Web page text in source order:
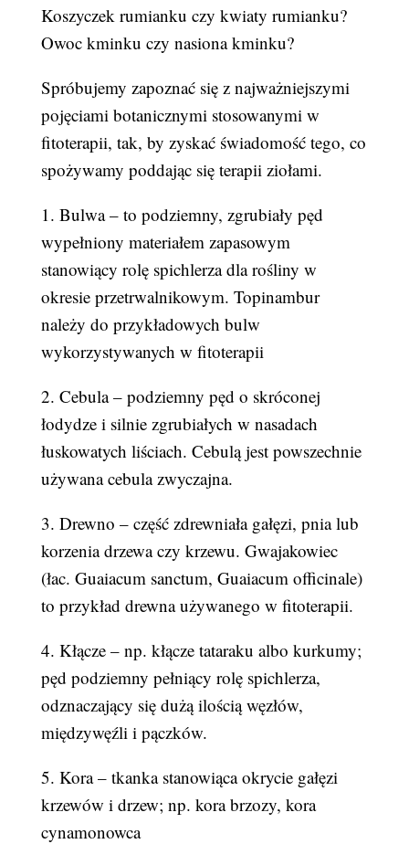
Koszyczek rumianku czy kwiaty rumianku?
Owoc kminku czy nasiona kminku?
Spróbujemy zapoznać się z najważniejszymi
pojęciami botanicznymi stosowanymi w
fitoterapii, tak, by zyskać świadomość tego, co
spożywamy poddając się terapii ziołami.
1. Bulwa – to podziemny, zgrubiały pęd
wypełniony materiałem zapasowym
stanowiący rolę spichlerza dla rośliny w
okresie przetrwalnikowym. Topinambur
należy do przykładowych bulw
wykorzystywanych w fitoterapii
2. Cebula – podziemny pęd o skróconej
łodydze i silnie zgrubiałych w nasadach
łuskowatych liściach. Cebulą jest powszechnie
używana cebula zwyczajna.
3. Drewno – część zdrewniała gałęzi, pnia lub
korzenia drzewa czy krzewu. Gwajakowiec
(łac. Guaiacum sanctum, Guaiacum officinale)
to przykład drewna używanego w fitoterapii.
4. Kłącze – np. kłącze tataraku albo kurkumy;
pęd podziemny pełniący rolę spichlerza,
odznaczający się dużą ilością węzłów,
międzywęźli i pączków.
5. Kora – tkanka stanowiąca okrycie gałęzi
krzewów i drzew; np. kora brzozy, kora
cynamonowca